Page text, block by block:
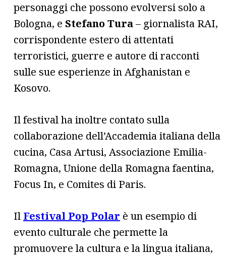
personaggi che possono evolversi solo a
Bologna, e Stefano Tura– giornalista RAI,
corrispondente estero di attentati
terroristici, guerre e autore di racconti
sulle sue esperienze in Afghanistan e
Kosovo.
Il festival ha inoltre contato sulla
collaborazione dell’Accademia italiana della
cucina, Casa Artusi, Associazione Emilia-
Romagna, Unione della Romagna faentina,
Focus In, e Comites di Paris.
Il Festival Pop Polar è un esempio di
evento culturale che permette la
promuovere la cultura e la lingua italiana,